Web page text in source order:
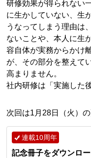
研修効果が得られない
に生かしていない、生
うなってしまう理由は
ないことや、本人に生
容自体が実務からかけ
が、その部分を整えて
高まりません。
社内研修は「実施した
次回は1月28日（火）の
連載10周年
記念冊子をダウンロ